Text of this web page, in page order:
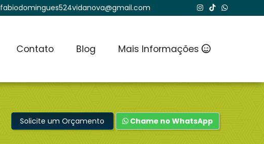
fabiodomingues524vidanova@gmail.com
Contato Blog Mais Informações
Solicite um Orçamento Chame no WhatsApp